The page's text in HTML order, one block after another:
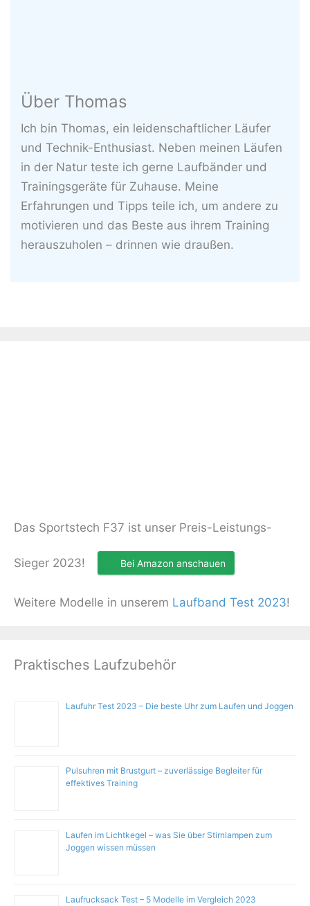
Über Thomas
Ich bin Thomas, ein leidenschaftlicher Läufer
und Technik-Enthusiast. Neben meinen Läufen
in der Natur teste ich gerne Laufbänder und
Trainingsgeräte für Zuhause. Meine
Erfahrungen und Tipps teile ich, um andere zu
motivieren und das Beste aus ihrem Training
herauszuholen – drinnen wie draußen.
Das Sportstech F37 ist unser Preis-Leistungs-
Sieger 2023! Bei Amazon anschauen
Weitere Modelle in unserem Laufband Test 2023!
Praktisches Laufzubehör
Laufuhr Test 2023 – Die beste Uhr zum Laufen und Joggen
Pulsuhren mit Brustgurt – zuverlässige Begleiter für
effektives Training
Laufen im Lichtkegel – was Sie über Stirnlampen zum
Joggen wissen müssen
Laufrucksack Test – 5 Modelle im Vergleich 2023